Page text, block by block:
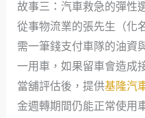
故事三：汽車救急的彈性
從事物流業的張先生（化
需一筆錢支付車隊的油資
一用車，如果留車會造成
當舖評估後，提供基隆汽
金週轉期間仍能正常使用